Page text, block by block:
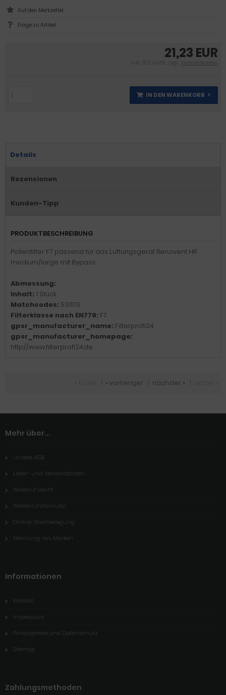
21,23 EUR
inkl. 19 % MwSt. zzgl. Versandkosten
IN DEN WARENKORB
Frage zu Artikel
Details
Rezensionen
Kunden-Tipp
PRODUKTBESCHREIBUNG
Pollenfilter F7 passend für das Lüftungsgerät Renovent HR
medium/large mit Bypass.
Abmessung:
Inhalt: 1 Stück
Matchcodes: 531170
Filterklasse nach EN779: F7
gpsr_manufacturer_name: Filterprofi24
gpsr_manufacturer_homepage:
http://www.filterprofi24.de
« vorheriger nächster »
Mehr über...
Unsere AGB
Liefer- und Versandkosten
Widerrufsrecht
Wiederrufsformular
Online-Streitbeilegung
Nennung von Marken
Informationen
Kontakt
Impressum
Privatsphäre und Datenschutz
Sitemap
Zahlungsmethoden